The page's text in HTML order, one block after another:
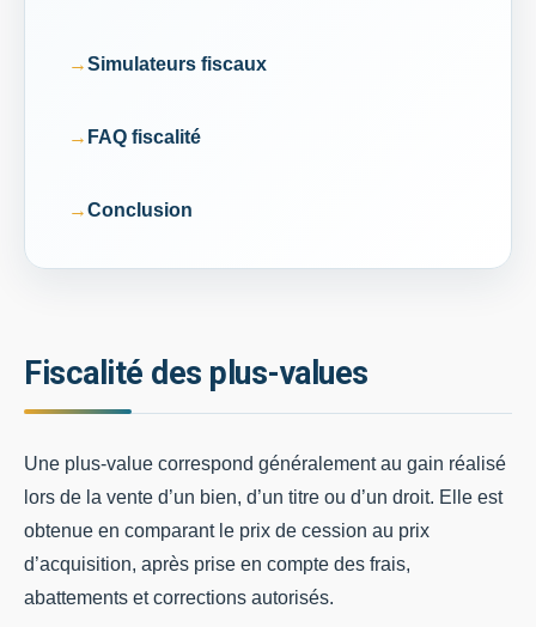
Simulateurs fiscaux
FAQ fiscalité
Conclusion
Fiscalité des plus-values
Une plus-value correspond généralement au gain réalisé
lors de la vente d’un bien, d’un titre ou d’un droit. Elle est
obtenue en comparant le prix de cession au prix
d’acquisition, après prise en compte des frais,
abattements et corrections autorisés.